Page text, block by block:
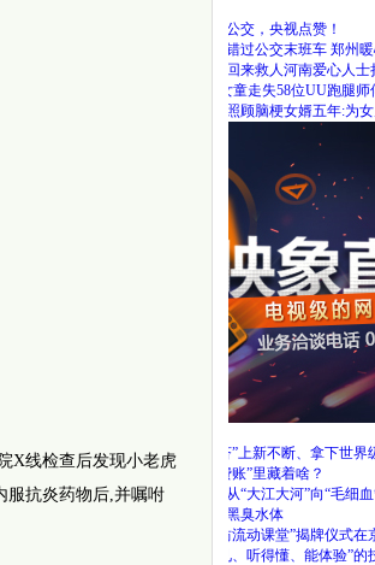
X线检查后发现小老虎
服抗炎药物后,并嘱咐
事发郑州公交，央视点赞！
外地乘客错过公交末班车 郑州
跨越千里回来救人河南爱心人
郑州3岁女童走失58位UU跑腿
七旬老人照顾脑梗女婿五年:为
“首发经济”上新不断、拿下世
阳的“消费账”里藏着啥？
推动治水从“大江大河”向“毛细
消除县乡黑臭水体
“鲁班工坊流动课堂”揭牌仪式
成“看得见、听得懂、能体验”